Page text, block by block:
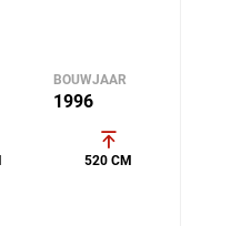
BOUWJAAR
1996
520 CM